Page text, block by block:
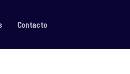
Contacto